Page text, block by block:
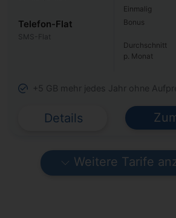
Telefon-Flat
SMS-Flat
Einmalig
Bonus
Durchschnitt
p. Monat
+5 GB mehr jedes Jahr ohne
Details
Weitere Tarife